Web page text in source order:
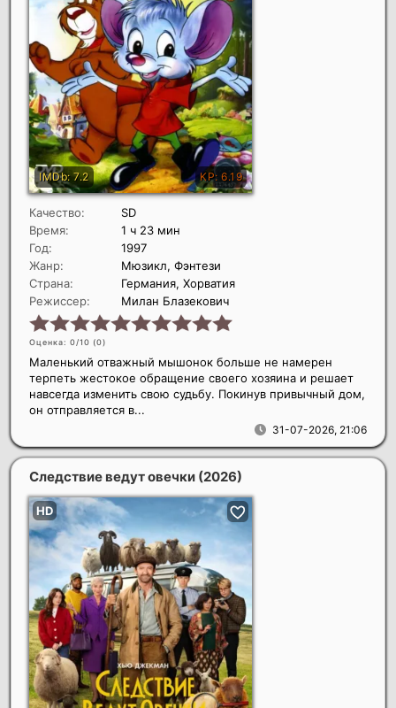
Качество:
SD
Время:
1 ч 23 мин
Год:
1997
Жанр:
Мюзикл, Фэнтези
Страна:
Германия, Хорватия
Режиссер:
Милан Блазекович
Оценка: 0/10 (0)
31-07-2026, 21:06
Маленький отважный мышонок больше не намерен
терпеть жестокое обращение своего хозяина и решает
навсегда изменить свою судьбу. Покинув привычный дом,
он отправляется в...
Следствие ведут овечки (2026)